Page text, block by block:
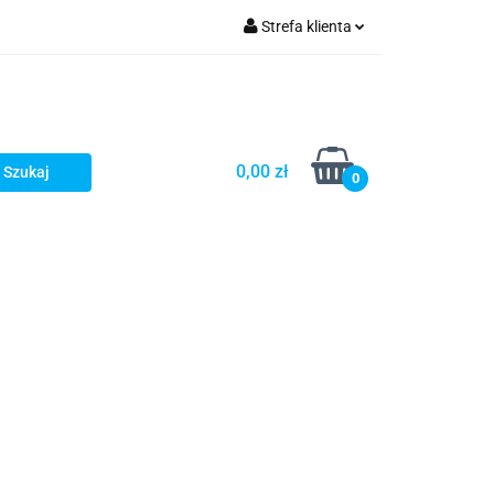
Strefa klienta
Dodaj zgłoszenie
0,00 zł 0